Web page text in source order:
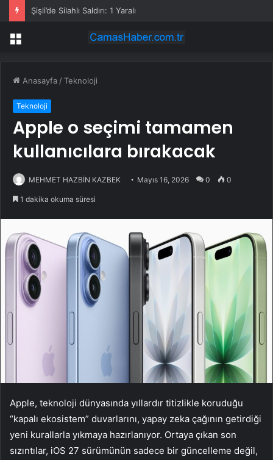
Şişli’de Silahlı Saldırı: 1 Yaralı
Menü
Anasayfa /Teknoloji
Teknoloji
Apple o seçimi tamamen
kullanıcılara bırakacak
MEHMET HAZBİN KAZBEK Mayıs 16, 2026 0 0
1 dakika okuma süresi
Apple, teknoloji dünyasında yıllardır titizlikle koruduğu
“kapalı ekosistem” duvarlarını, yapay zeka çağının getirdiği
yeni kurallarla yıkmaya hazırlanıyor. Ortaya çıkan son
sızıntılar, iOS 27 sürümünün sadece bir güncelleme değil,